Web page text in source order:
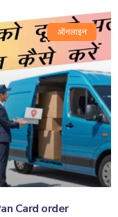
ऑनलाइन
Card order